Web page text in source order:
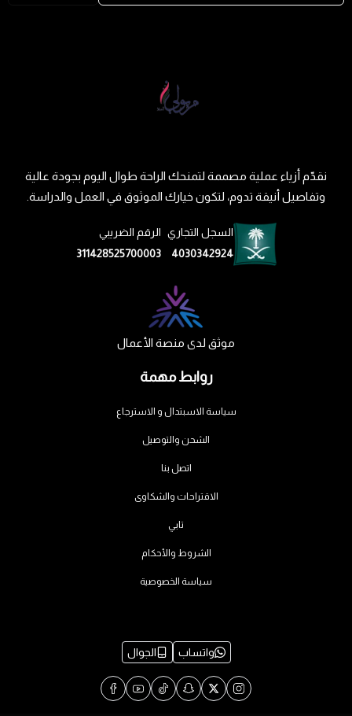
روابط مهمة
سياسة الاسبتدال و الاسترجاع
الشحن والتوصيل
اتصل بنا
الاقتراحات والشكاوى
تابي
الشروط والأحكام
سياسة الخصوصية
نقدّم أزياء عملية مصممة لتمنحك الراحة طوال اليوم بجودة عالية
وتفاصيل أنيقة تدوم، لتكون خيارك الموثوق في العمل والدراسة.
السجل التجاري
4030342924
الرقم الضريبي
311428525700003
موثق لدى منصة الأعمال
واتساب الجوال